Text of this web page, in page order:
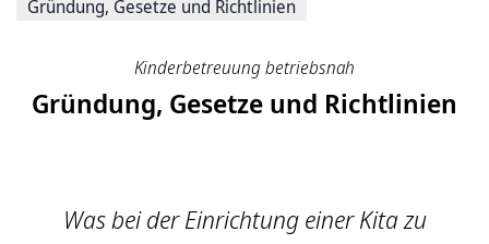
Seite
Gründung, Gesetze und Richtlinien
Kinderbetreuung betriebsnah
Gründung, Gesetze und Richtlinien
Was bei der Einrichtung einer Kita zu